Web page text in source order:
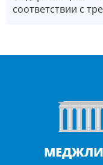
соответствии с